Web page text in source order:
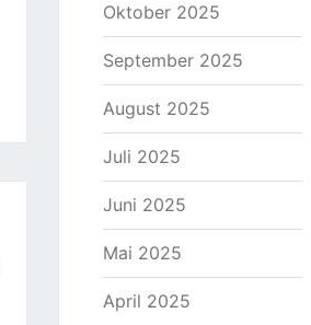
Oktober 2025
September 2025
August 2025
Juli 2025
Juni 2025
Mai 2025
April 2025